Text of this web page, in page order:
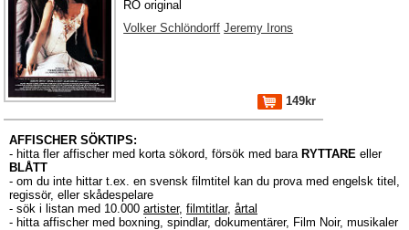
RO original
Volker Schlöndorff Jeremy Irons
149kr
AFFISCHER SÖKTIPS:
- hitta fler affischer med korta sökord, försök med bara RYTTARE eller
BLÅTT
- om du inte hittar t.ex. en svensk filmtitel kan du prova med engelsk titel,
regissör, eller skådespelare
- sök i listan med 10.000 artister, filmtitlar, årtal
- hitta affischer med boxning, spindlar, dokumentärer, Film Noir, musikaler